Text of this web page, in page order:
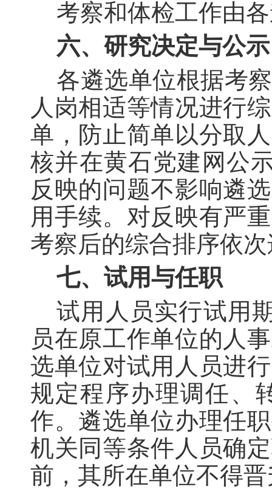
考察和体检工作由
六、研究决定与公示
各遴选单位根据考
人岗相适等情况进行
单，防止简单以分取
核并在黄石党建网公
反映的问题不影响遴
用手续。对反映有严
考察后的综合排序依
七、试用与任职
试用人员实行试用
员在原工作单位的人
选单位对试用人员进
规定程序办理调任、
作。遴选单位办理任
机关同等条件人员确
前，其所在单位不得